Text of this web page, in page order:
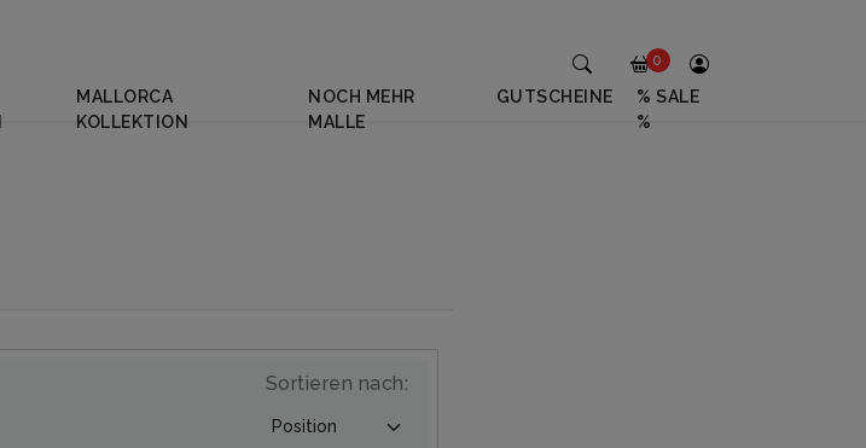
Sortieren nach:
0
MALLORCA
KOLLEKTION
NOCH MEHR
MALLE
GUTSCHEINE
% SALE
%